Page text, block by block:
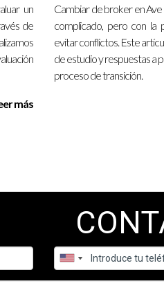
y exitosas sobre tu carrera
un
de
más
Cambiar de broker en
complicado, pero con la
evitar conflictos. Este
de estudio y respuestas a
proceso de transición.